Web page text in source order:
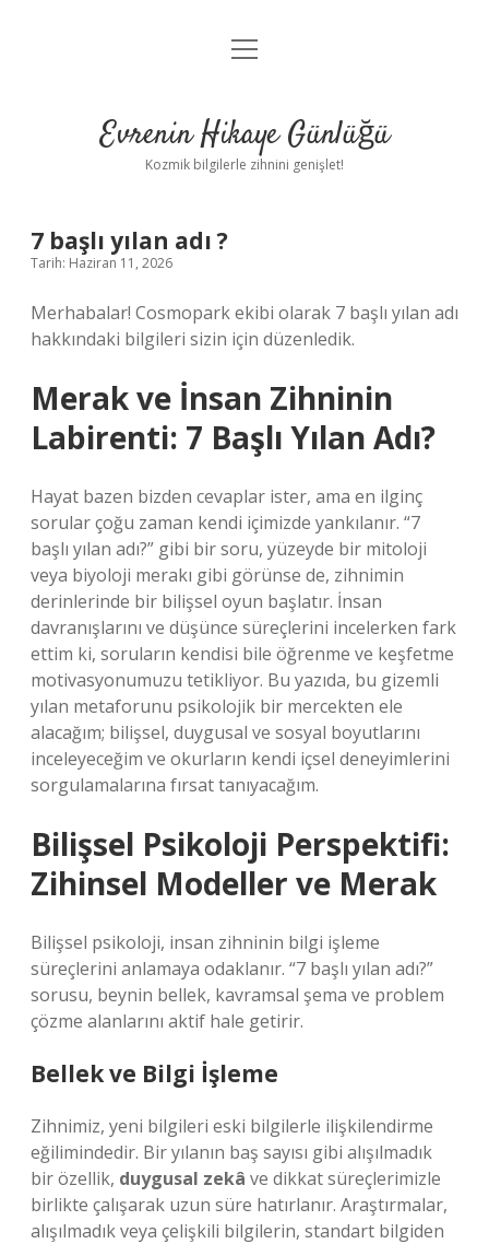
Anasayfa
Yasal Uyarı
menüyü
Evrenin Hikaye Günlüğü
Kozmik bilgilerle zihnini genişlet!
7 başlı yılan adı ?
Tarih: Haziran 11, 2026
Merhabalar! Cosmopark ekibi olarak 7 başlı yılan adı
hakkındaki bilgileri sizin için düzenledik.
Merak ve İnsan Zihninin
Labirenti: 7 Başlı Yılan Adı?
Hayat bazen bizden cevaplar ister, ama en ilginç
sorular çoğu zaman kendi içimizde yankılanır. “7
başlı yılan adı?” gibi bir soru, yüzeyde bir mitoloji
veya biyoloji merakı gibi görünse de, zihnimin
derinlerinde bir bilişsel oyun başlatır. İnsan
davranışlarını ve düşünce süreçlerini incelerken fark
ettim ki, soruların kendisi bile öğrenme ve keşfetme
motivasyonumuzu tetikliyor. Bu yazıda, bu gizemli
yılan metaforunu psikolojik bir mercekten ele
alacağım; bilişsel, duygusal ve sosyal boyutlarını
inceleyeceğim ve okurların kendi içsel deneyimlerini
sorgulamalarına fırsat tanıyacağım.
Bilişsel Psikoloji Perspektifi:
Zihinsel Modeller ve Merak
Bilişsel psikoloji, insan zihninin bilgi işleme
süreçlerini anlamaya odaklanır. “7 başlı yılan adı?”
sorusu, beynin bellek, kavramsal şema ve problem
çözme alanlarını aktif hale getirir.
Bellek ve Bilgi İşleme
Zihnimiz, yeni bilgileri eski bilgilerle ilişkilendirme
eğilimindedir. Bir yılanın baş sayısı gibi alışılmadık
bir özellik, duygusal zekâ ve dikkat süreçlerimizle
birlikte çalışarak uzun süre hatırlanır. Araştırmalar,
alışılmadık veya çelişkili bilgilerin, standart bilgiden